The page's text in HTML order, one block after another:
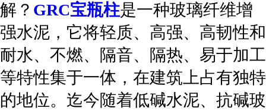
解？ GRC宝瓶柱是一种玻璃纤维增
强水泥，它将轻质、高强、高韧性和
耐水、不燃、隔音、隔热、易于加工
等特性集于一体，在建筑上占有独特
的地位。迄今随着低碱水泥、抗碱玻